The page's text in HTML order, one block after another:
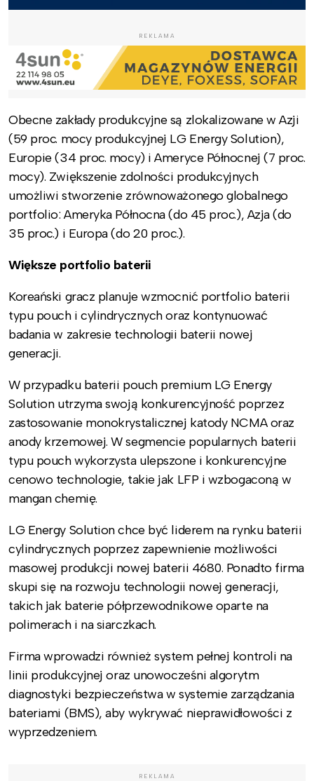
REKLAMA
Obecne zakłady produkcyjne są zlokalizowane w Azji
(59 proc. mocy produkcyjnej LG Energy Solution),
Europie (34 proc. mocy) i Ameryce Północnej (7 proc.
mocy). Zwiększenie zdolności produkcyjnych
umożliwi stworzenie zrównoważonego globalnego
portfolio: Ameryka Północna (do 45 proc.), Azja (do
35 proc.) i Europa (do 20 proc.).
Większe portfolio baterii
Koreański gracz planuje wzmocnić portfolio baterii
typu pouch i cylindrycznych oraz kontynuować
badania w zakresie technologii baterii nowej
generacji.
W przypadku baterii pouch premium LG Energy
Solution utrzyma swoją konkurencyjność poprzez
zastosowanie monokrystalicznej katody NCMA oraz
anody krzemowej. W segmencie popularnych baterii
typu pouch wykorzysta ulepszone i konkurencyjne
cenowo technologie, takie jak LFP i wzbogaconą w
mangan chemię.
LG Energy Solution chce być liderem na rynku baterii
cylindrycznych poprzez zapewnienie możliwości
masowej produkcji nowej baterii 4680. Ponadto firma
skupi się na rozwoju technologii nowej generacji,
takich jak baterie półprzewodnikowe oparte na
polimerach i na siarczkach.
Firma wprowadzi również system pełnej kontroli na
linii produkcyjnej oraz unowocześni algorytm
diagnostyki bezpieczeństwa w systemie zarządzania
bateriami (BMS), aby wykrywać nieprawidłowości z
wyprzedzeniem.
REKLAMA